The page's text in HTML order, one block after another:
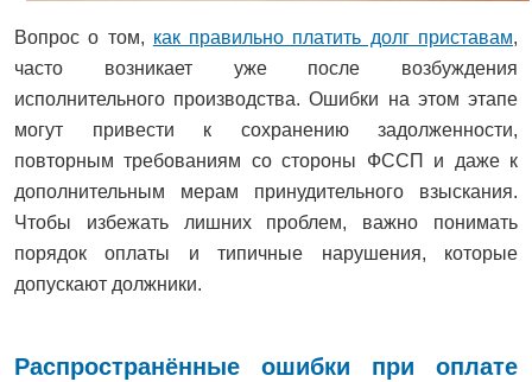
Вопрос о том, как правильно платить долг приставам,
часто возникает уже после возбуждения
исполнительного производства. Ошибки на этом этапе
могут привести к сохранению задолженности,
повторным требованиям со стороны ФССП и даже к
дополнительным мерам принудительного взыскания.
Чтобы избежать лишних проблем, важно понимать
порядок оплаты и типичные нарушения, которые
допускают должники.
Распространённые ошибки при оплате